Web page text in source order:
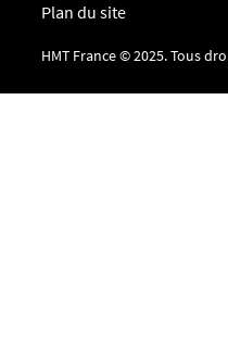
Plan du site
HMT France © 2025. Tous